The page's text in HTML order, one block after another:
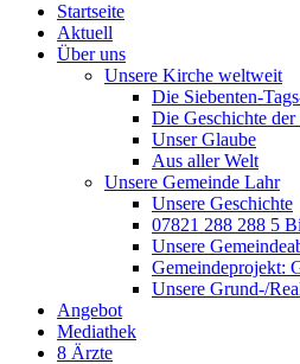
Startseite
Aktuell
Über uns
Unsere Kirche weltweit
Die Siebenten-
Die Geschichte
Unser Glaube
Aus aller Welt
Unsere Gemeinde Lahr
Unsere Geschichte
07821 288 288 5
Unsere
Gemeindeprojekt:
Unsere Grund-/
Angebot
Mediathek
8 Ärzte